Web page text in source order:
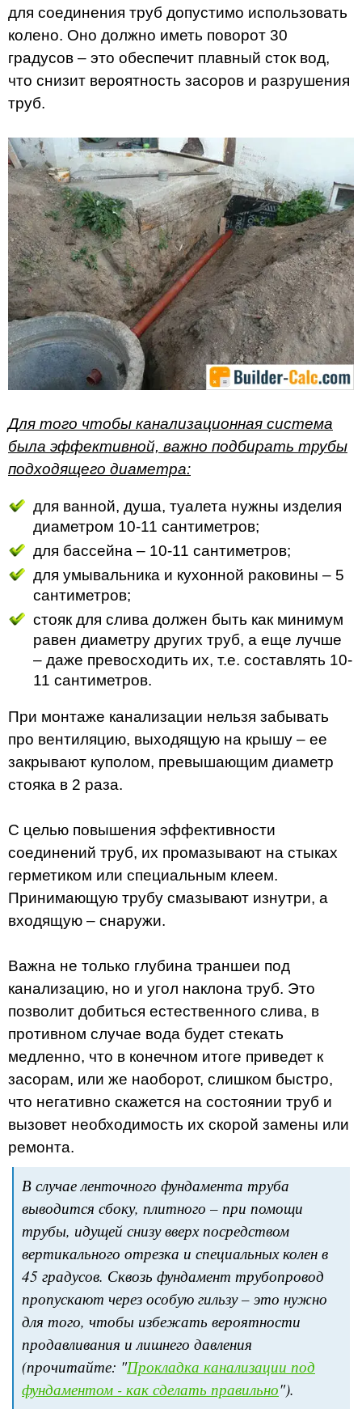
для соединения труб допустимо использовать
колено. Оно должно иметь поворот 30
градусов – это обеспечит плавный сток вод,
что снизит вероятность засоров и разрушения
труб.
Для того чтобы канализационная система
была эффективной, важно подбирать трубы
подходящего диаметра:
для ванной, душа, туалета нужны изделия
диаметром 10-11 сантиметров;
для бассейна – 10-11 сантиметров;
для умывальника и кухонной раковины – 5
сантиметров;
стояк для слива должен быть как минимум
равен диаметру других труб, а еще лучше
– даже превосходить их, т.е. составлять 10-
11 сантиметров.
При монтаже канализации нельзя забывать
про вентиляцию, выходящую на крышу – ее
закрывают куполом, превышающим диаметр
стояка в 2 раза.
С целью повышения эффективности
соединений труб, их промазывают на стыках
герметиком или специальным клеем.
Принимающую трубу смазывают изнутри, а
входящую – снаружи.
Важна не только глубина траншеи под
канализацию, но и угол наклона труб. Это
позволит добиться естественного слива, в
противном случае вода будет стекать
медленно, что в конечном итоге приведет к
засорам, или же наоборот, слишком быстро,
что негативно скажется на состоянии труб и
вызовет необходимость их скорой замены или
ремонта.
В случае ленточного фундамента труба
выводится сбоку, плитного – при помощи
трубы, идущей снизу вверх посредством
вертикального отрезка и специальных колен в
45 градусов. Сквозь фундамент трубопровод
пропускают через особую гильзу – это нужно
для того, чтобы избежать вероятности
продавливания и лишнего давления
(прочитайте: "Прокладка канализации под
фундаментом - как сделать правильно").